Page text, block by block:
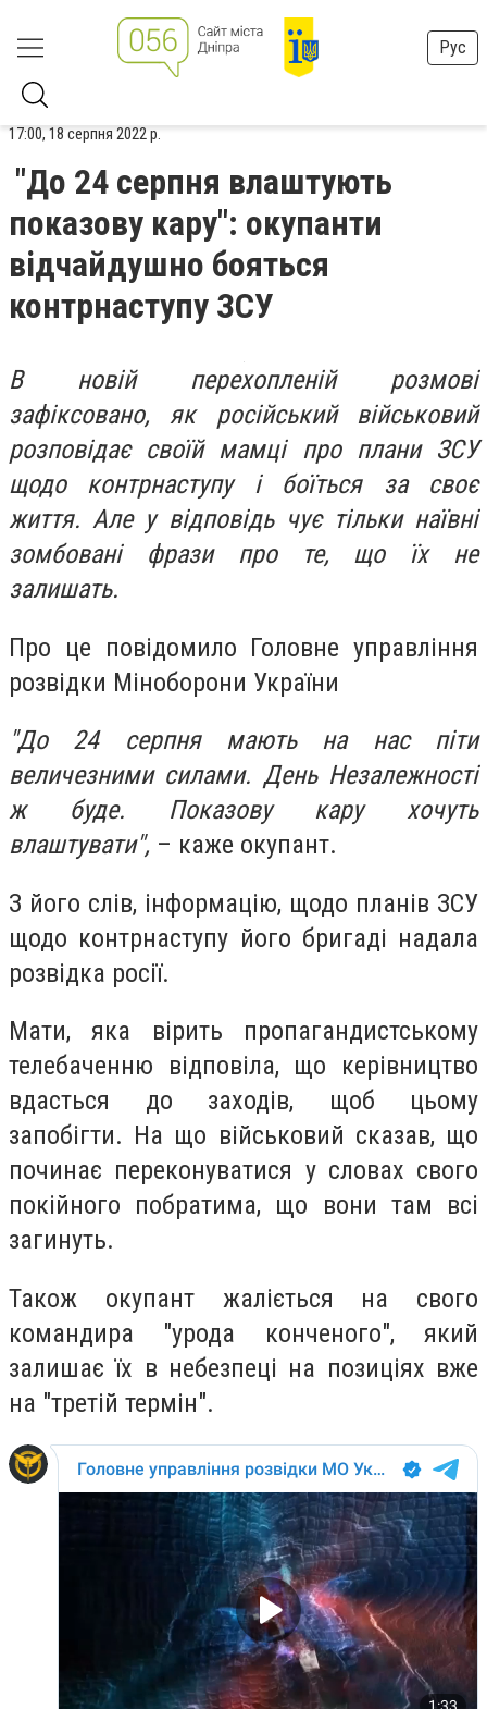
Рус
17:00, 18 серпня 2022 р.
"До 24 серпня влаштують
показову кару": окупанти
відчайдушно бояться
контрнаступу ЗСУ
В новій перехопленій розмові
зафіксовано, як російський військовий
розповідає своїй мамці про плани ЗСУ
щодо контрнаступу і боїться за своє
життя. Але у відповідь чує тільки наївні
зомбовані фрази про те, що їх не
залишать.
Про це повідомило Головне управління
розвідки Міноборони України
"До 24 серпня мають на нас піти
величезними силами. День Незалежності
ж буде. Показову кару хочуть
влаштувати", – каже окупант.
З його слів, інформацію, щодо планів ЗСУ
щодо контрнаступу його бригаді надала
розвідка росії.
Мати, яка вірить пропагандистському
телебаченню відповіла, що керівництво
вдасться до заходів, щоб цьому
запобігти. На що військовий сказав, що
починає переконуватися у словах свого
покійного побратима, що вони там всі
загинуть.
Також окупант жаліється на свого
командира "урода конченого", який
залишає їх в небезпеці на позиціях вже
на "третій термін".